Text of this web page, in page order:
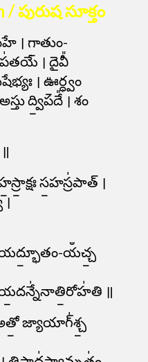
పురుష సూక్తం
। గా॒తుం-
। దైవీ᳚
। ఊ॒ర్ధ్వం
ద్వి॒పదే᳚ । శం
స॒హస్ర॑పాత్ ।
యద్భూ॒తం-యఀచ్చ॒
య॒దన్నే॑నాతి॒రోహ॑తి ॥
జ్యాయాగ్॑శ్చ॒